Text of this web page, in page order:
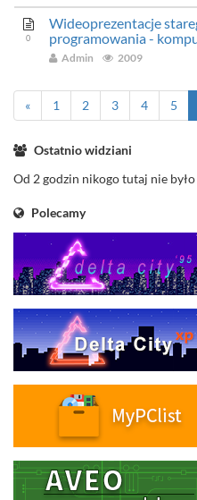
0
Wideoprezentacje
programowania -
Admin 2009
« 1 2 3 4 5
Ostatnio widziani
Od 2 godzin nikogo tutaj nie było
Polecamy